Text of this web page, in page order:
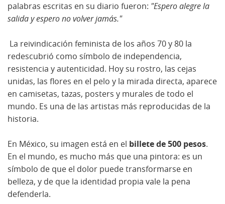
palabras escritas en su diario fueron: "Espero alegre la
salida y espero no volver jamás."
La reivindicación feminista de los años 70 y 80 la
redescubrió como símbolo de independencia,
resistencia y autenticidad. Hoy su rostro, las cejas
unidas, las flores en el pelo y la mirada directa, aparece
en camisetas, tazas, posters y murales de todo el
mundo. Es una de las artistas más reproducidas de la
historia.
En México, su imagen está en el billete de 500 pesos.
En el mundo, es mucho más que una pintora: es un
símbolo de que el dolor puede transformarse en
belleza, y de que la identidad propia vale la pena
defenderla.